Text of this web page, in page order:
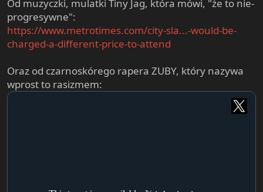
Od muzyczki, mulatki Tiny Jag, która mówi, "że to nie-
progresywne":
https://www.metrotimes.com/city-sla...-would-be-
charged-a-different-price-to-attend
Oraz od czarnoskórego rapera ZUBY, który nazywa
wprost to rasizmem: